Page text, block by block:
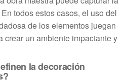
todos estos casos, el uso del
de los elementos juegan
crear un ambiente impactante y
la decoración